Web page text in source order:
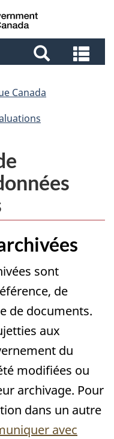
et
Canada
sont
de
de documents.
aux
du
modifiées ou
archivage. Pour
dans un autre
avec